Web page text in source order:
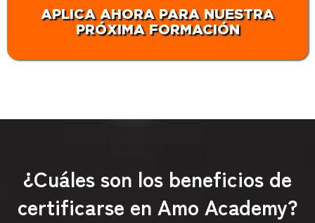
APLICA AHORA PARA NUESTRA
PRÓXIMA FORMACIÓN
¿Cuáles son los beneficios de
certificarse en Amo Academy?